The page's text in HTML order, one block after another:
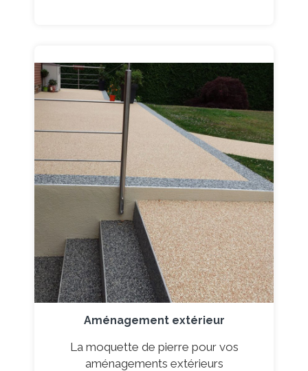
Aménagement extérieur
La moquette de pierre pour vos
aménagements extérieurs